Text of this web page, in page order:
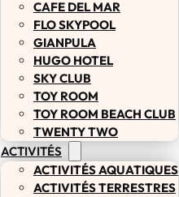
CAFE DEL MAR
FLO SKYPOOL
GIANPULA
HUGO HOTEL
SKY CLUB
TOY ROOM
TOY ROOM BEACH CLUB
TWENTY TWO
ACTIVITÉS
ACTIVITÉS AQUATIQUES
ACTIVITÉS TERRESTRES